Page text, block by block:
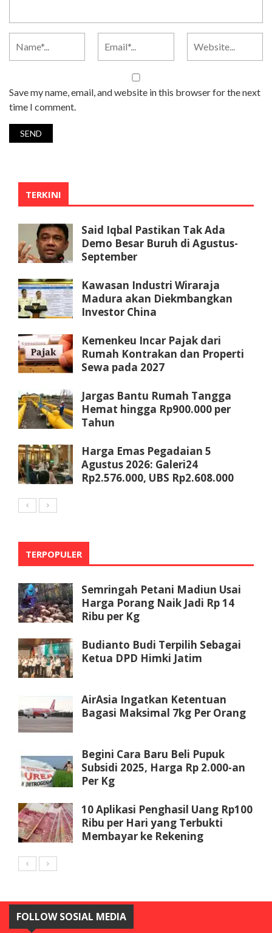
Save my name, email, and website in this browser for the next
time I comment.
TERKINI
Said Iqbal Pastikan Tak Ada
Demo Besar Buruh di Agustus-
September
Kawasan Industri Wiraraja
Madura akan Diekmbangkan
Investor China
Kemenkeu Incar Pajak dari
Rumah Kontrakan dan Properti
Sewa pada 2027
Jargas Bantu Rumah Tangga
Hemat hingga Rp900.000 per
Tahun
Harga Emas Pegadaian 5
Agustus 2026: Galeri24
Rp2.576.000, UBS Rp2.608.000
TERPOPULER
Semringah Petani Madiun Usai
Harga Porang Naik Jadi Rp 14
Ribu per Kg
Budianto Budi Terpilih Sebagai
Ketua DPD Himki Jatim
AirAsia Ingatkan Ketentuan
Bagasi Maksimal 7kg Per Orang
Begini Cara Baru Beli Pupuk
Subsidi 2025, Harga Rp 2.000-an
Per Kg
10 Aplikasi Penghasil Uang Rp100
Ribu per Hari yang Terbukti
Membayar ke Rekening
FOLLOW SOSIAL MEDIA